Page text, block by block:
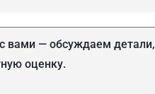
вами — обсуждаем детали,
оценку.